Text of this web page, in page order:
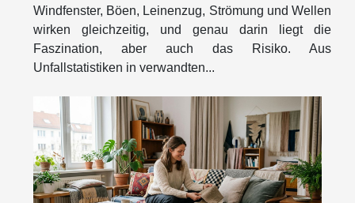
Windfenster, Böen, Leinenzug, Strömung und Wellen
wirken gleichzeitig, und genau darin liegt die
Faszination, aber auch das Risiko. Aus
Unfallstatistiken in verwandten...